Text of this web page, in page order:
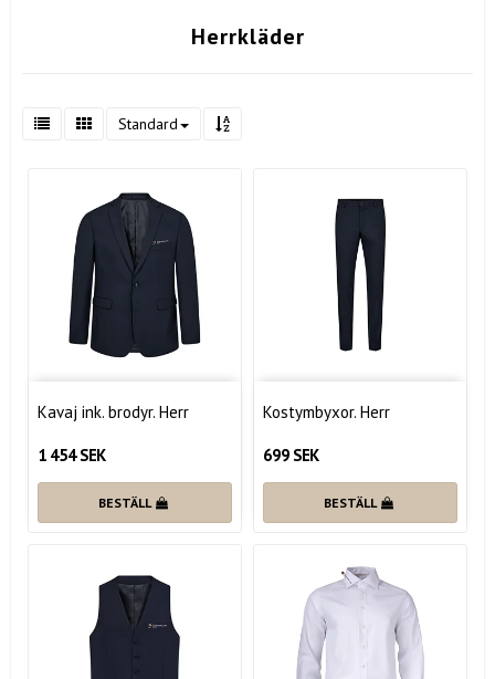
Herrkläder
Standard
Kavaj ink. brodyr. Herr
1 454 SEK
BESTÄLL
Kostymbyxor. Herr
699 SEK
BESTÄLL